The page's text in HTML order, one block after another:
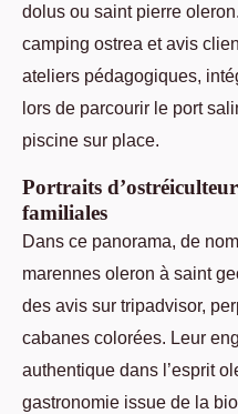
dolus ou saint pierre
camping ostrea et avis
ateliers pédagogiques,
lors de parcourir le port
piscine sur place.
Portraits
familiales
Dans ce panorama, de
marennes oleron à saint
des avis sur tripadvisor,
cabanes colorées. Leur
authentique dans l’esprit
gastronomie issue de la